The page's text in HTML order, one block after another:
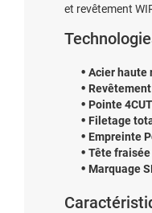
et revêtement
Acier haute
Pointe
Filetage
Empreinte
Tête fraisée
Marquage